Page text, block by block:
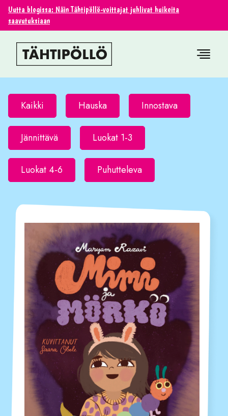
Uutta blogissa: Näin Tähtipöllö-voittajat juhlivat huikeita
saavutuksiaan
Kaikki Hauska Innostava
Jännittävä Luokat 1-3
Luokat 4-6 Puhutteleva